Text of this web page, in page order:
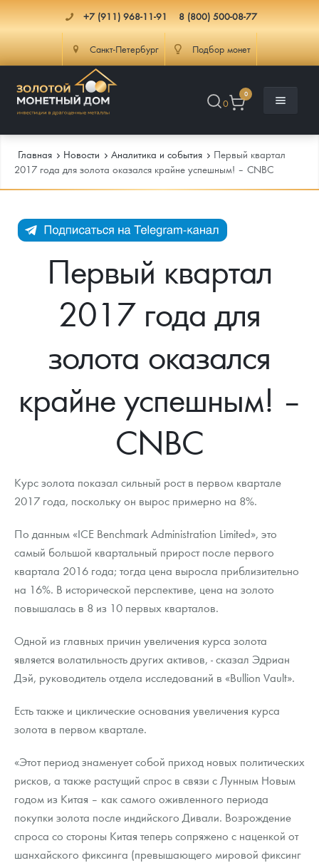
+7 (911) 968-11-91 8 (800) 500-08-77
Санкт-Петербург Подбор монет
0
0
Каталог Монет
Инвестиционные монеты
Монеты Россия и СССР
Памятные и старинные монеты
Монеты Царской России
Монеты стран мира после 1950г
Георгий Победоносец
Золотой червонец Сеятель
Гарри Поттер
Флот: ледоколы и корабли
Жетоны "Необыкновенные обитатели глубин"
Ювелирные изделия
Русская нумизматика
Золотая карманная галерея
Наборы подарочных и коллекционных монет
Монеты и жетоны из недрагоценных металлов
Книги по нумизматике
Инфо
Как сделать заказ
Подлинность монет
Гарантии
Памятка для работы с монетами из драгметаллов
Условия возврата
Политика конфиденциальности
Политика использования Cookies
Положение по обработке и защите персональных данных
Информация
Распродажа монет и жетонов
Аналитика и события
Итоги 2025 года. Прогноз курсов золота, серебра, платины на
2026 год
Котировки
Курс золота и серебра
Письмо директору
Главная Новости Аналитика и события
Первый квартал
2017 года для золота оказался крайне успешным! – CNBC
Первый квартал
2017 года для
золота оказался
крайне успешным! –
CNBC
Курс золота показал сильный рост в первом квартале
2017 года, поскольку он вырос примерно на 8%.
По данным «ICE Benchmark Administration Limited», это
самый большой квартальный прирост после первого
квартала 2016 года; тогда цена выросла приблизительно
на 16%. В исторической перспективе, цена на золото
повышалась в 8 из 10 первых кварталов.
Одной из главных причин увеличения курса золота
является волатильность других активов, - сказал Эдриан
Дэй, руководитель отдела исследований в «Bullion Vault».
Есть также и циклические основания увеличения курса
золота в первом квартале.
«Этот период знаменует собой приход новых политических
рисков, а также растущий спрос в связи с Лунным Новым
годом из Китая – как самого оживленного периода
покупки золота после индийского Дивали. Возрождение
спроса со стороны Китая теперь сопряжено с наценкой от
шанхайского фиксинга (превышающего мировой фиксинг